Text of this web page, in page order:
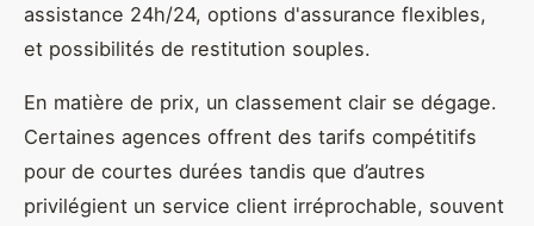
assistance 24h/24, options d'assurance flexibles,
et possibilités de restitution souples.
En matière de prix, un classement clair se dégage.
Certaines agences offrent des tarifs compétitifs
pour de courtes durées tandis que d’autres
privilégient un service client irréprochable, souvent